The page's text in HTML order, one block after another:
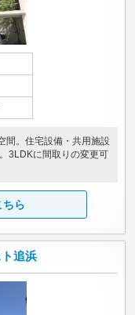
間。住宅設備・共用施設
3LDKに間取りの変更可
ちら
追浜